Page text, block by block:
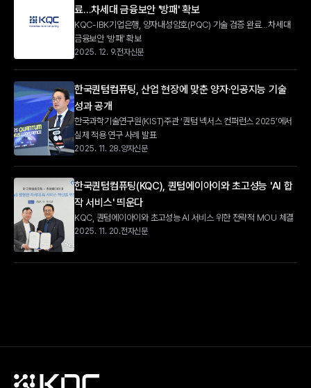
료…차세대 금융보안 '방패' 확보
KQC-IBK기업은행, 양자내성암호(PQC) 기술 검증 완료…차세대
금융보안 '방패' 확보
2025. 12. 9.전자신문
한국퀀텀컴퓨팅, 산업 현장에 맞춘 양자·인공지능 기술
성과 공개
한국과학기술연구원(KIST)​​​​​​​주관 ‘퀀텀 넥서스 컨퍼런스 2025’에서
실제 적용 연구 사례 발표
2025. 11. 28.양자신문
한국퀀텀컴퓨팅(KQC), 퀀텀에이아이와 초고성능 'AI 합
작 서비스' 띄운다
KQC, 퀀텀에이아이와 초고성능 AI 서비스 위한 전략적 MOU 체결
2025. 11. 20.전자신문